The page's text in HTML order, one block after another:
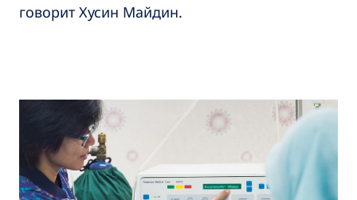
говорит Хусин Майдин.